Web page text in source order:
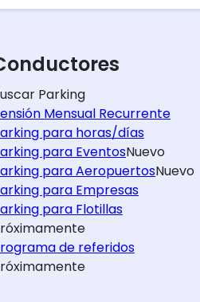
Parking
Mensual Recurrente
para horas/días
para EventosNuevo
para AeropuertosNuevo
para Empresas
para Flotillas
de referidos